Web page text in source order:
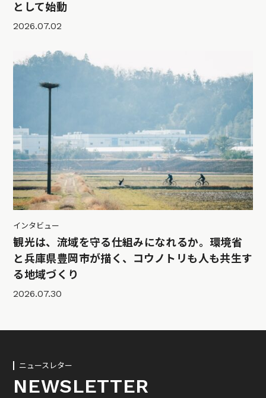
として始動
2026.07.02
インタビュー
観光は、流域を守る仕組みになれるか。環境省
と兵庫県豊岡市が描く、コウノトリも人も共生す
る地域づくり
2026.07.30
ニュースレター
NEWSLETTER